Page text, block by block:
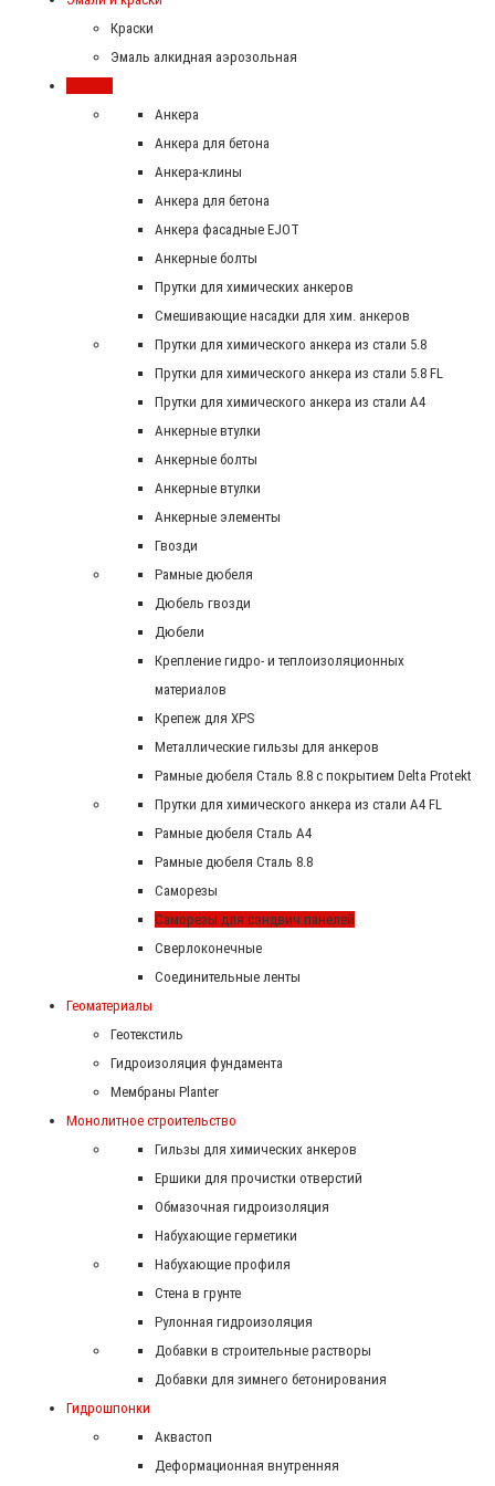
Краски
Эмаль алкидная аэрозольная
Анкера
Анкера для бетона
Анкера-клины
Анкера для бетона
Анкера фасадные EJOT
Анкерные болты
Прутки для химических анкеров
Смешивающие насадки для хим. анкеров
Прутки для химического анкера из стали 5.8
Прутки для химического анкера из стали 5.8 FL
Прутки для химического анкера из стали А4
Анкерные втулки
Анкерные болты
Анкерные втулки
Анкерные элементы
Гвозди
Рамные дюбеля
Дюбель гвозди
Дюбели
Крепление гидро- и теплоизоляционных
материалов
Крепеж для XPS
Металлические гильзы для анкеров
Рамные дюбеля Сталь 8.8 с покрытием Delta Protekt
Прутки для химического анкера из стали А4 FL
Рамные дюбеля Сталь A4
Рамные дюбеля Сталь 8.8
Саморезы
Саморезы для сэндвич панелей
Сверлоконечные
Соединительные ленты
Геоматериалы
Геотекстиль
Гидроизоляция фундамента
Мембраны Planter
Монолитное строительство
Гильзы для химических анкеров
Ершики для прочистки отверстий
Обмазочная гидроизоляция
Набухающие герметики
Набухающие профиля
Стена в грунте
Рулонная гидроизоляция
Добавки в строительные растворы
Добавки для зимнего бетонирования
Гидрошпонки
Аквастоп
Деформационная внутренняя